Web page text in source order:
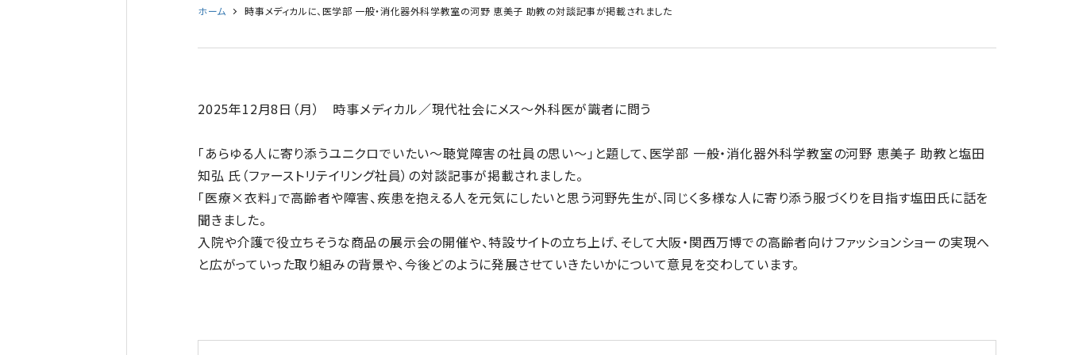
ホーム 時事メディカルに、医学部 一般・消化器外科学教室の河野 恵美子 助教の対談記事が掲載されました
2025年12月8日（月） 時事メディカル／現代社会にメス～外科医が識者に問う
「あらゆる人に寄り添うユニクロでいたい～聴覚障害の社員の思い～」と題して、医学部 一般・消化器外科学教室の河野 恵美子 助教と塩田
知弘 氏（ファーストリテイリング社員）の対談記事が掲載されました。
「医療×衣料」で高齢者や障害、疾患を抱える人を元気にしたいと思う河野先生が、同じく多様な人に寄り添う服づくりを目指す塩田氏に話を
聞きました。
入院や介護で役立ちそうな商品の展示会の開催や、特設サイトの立ち上げ、そして大阪・関西万博での高齢者向けファッションショーの実現へ
と広がっていった取り組みの背景や、今後どのように発展させていきたいかについて意見を交わしています。